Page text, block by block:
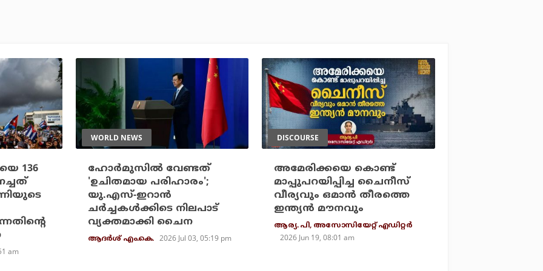
136
am
WORLD NEWS
ഹോര്‍മുസില്‍ വേണ്ടത്
'ഉചിതമായ പരിഹാരം';
യു.എസ്-ഇറാന്‍
ചര്‍ച്ചകള്‍ക്കിടെ നിലപാട്
വ്യക്തമാക്കി ചൈന
ആദർശ് എം.കെ. 2026 Jul 03, 05:19 pm
DISCOURSE
അമേരിക്കയെ കൊണ്ട്
മാപ്പുപറയിപ്പിച്ച ചൈനീസ്
വീര്യവും ഒമാന്‍ തീരത്തെ
ഇന്ത്യന്‍ മൗനവും
ആര്യ. പി, അസോസിയേറ്റ് എഡിറ്റര്‍
2026 Jun 19, 08:01 am